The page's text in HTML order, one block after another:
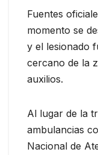
Fuentes
momento se
y el lesionado
cercano de la
auxilios.
Al lugar de la
ambulancias
Nacional de